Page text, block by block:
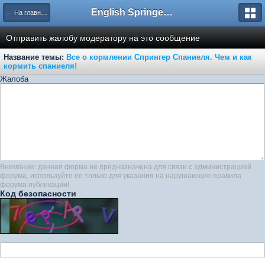
← На главную English Springer Spaniel Club
Отправить жалобу модератору на это сообщение
Название темы: Все о кормлении Спрингер Спаниеля. Чем и как
кормить спаниеля!
Жалоба
Внимание: данная форма не предназначена для связи с администрацией
форума, используйте ее только для указания на нарушающие правила
форума публикации!
Код безопасности